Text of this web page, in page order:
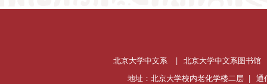
北京大学中文系 | 北京大学中文系图书馆
地址：北京大学校内老化学楼二层 | 通